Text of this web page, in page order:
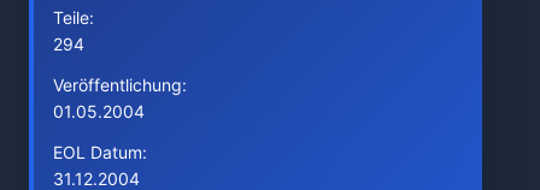
Teile:
294
Veröffentlichung:
01.05.2004
EOL Datum:
31.12.2004